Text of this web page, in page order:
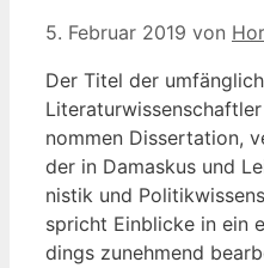
5. Februar 2019 von
Der Titel der
nom­men Dis­ser­ta­ti­on,
der in Damas­kus und
nis­tik und
spricht Ein­bli­cke in ein
dings zuneh­mend